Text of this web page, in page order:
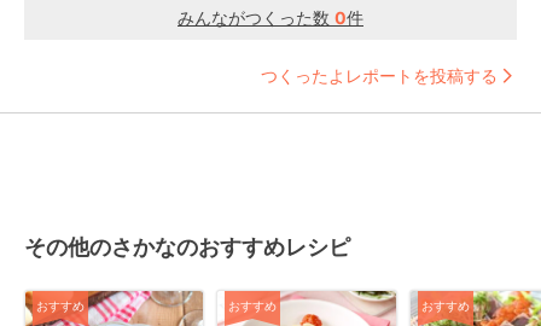
みんながつくった数 0件
つくったよレポートを投稿する
その他のさかなのおすすめレシピ
おすすめ おすすめ おすすめ